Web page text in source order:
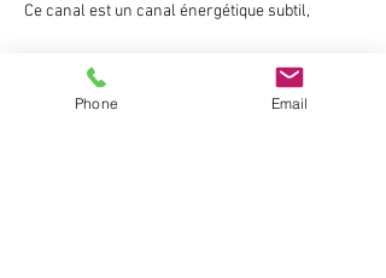
Ce canal est un canal énergétique subtil,
Il débute au sommet de la tête, traverse le
Phone Email